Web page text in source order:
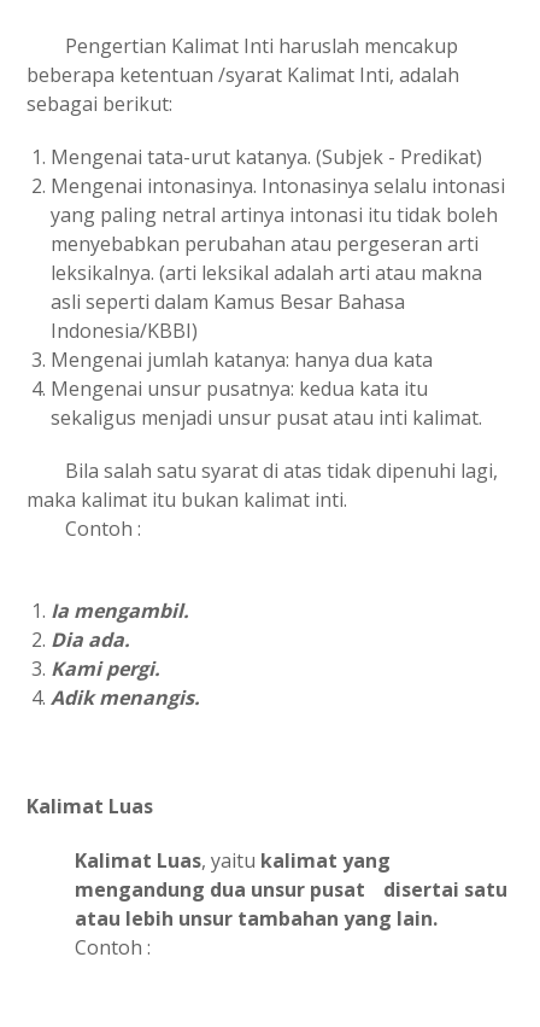
Pengertian Kalimat Inti haruslah mencakup
beberapa ketentuan /syarat Kalimat Inti, adalah
sebagai berikut:
Mengenai tata-urut katanya. (Subjek - Predikat)
Mengenai intonasinya. Intonasinya selalu intonasi
yang paling netral artinya intonasi itu tidak boleh
menyebabkan perubahan atau pergeseran arti
leksikalnya. (arti leksikal adalah arti atau makna
asli seperti dalam Kamus Besar Bahasa
Indonesia/KBBI)
Mengenai jumlah katanya: hanya dua kata
Mengenai unsur pusatnya: kedua kata itu
sekaligus menjadi unsur pusat atau inti kalimat.
Bila salah satu syarat di atas tidak dipenuhi lagi,
maka kalimat itu bukan kalimat inti.
Contoh :
Ia mengambil.
Dia ada.
Kami pergi.
Adik menangis.
Kalimat Luas
Kalimat Luas, yaitu kalimat yang
mengandung dua unsur pusat
disertai satu
atau lebih unsur tambahan yang lain.
Contoh :